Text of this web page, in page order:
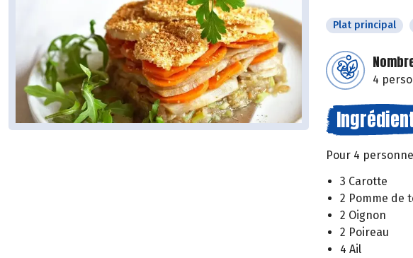
Plat principal
4
Pour 4
3 Carotte
2 Pomme de
2 Oignon
2 Poireau
4 Ail